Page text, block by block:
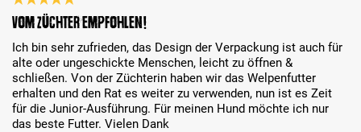
Review with rating of 5 out of 5 stars
Vom Züchter empfohlen!
Ich bin sehr zufrieden, das Design der Verpackung ist auch für
alte oder ungeschickte Menschen, leicht zu öffnen &
schließen. Von der Züchterin haben wir das Welpenfutter
erhalten und den Rat es weiter zu verwenden, nun ist es Zeit
für die Junior-Ausführung. Für meinen Hund möchte ich nur
das beste Futter. Vielen Dank